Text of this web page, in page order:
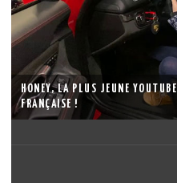
HONEY, LA PLUS JEUNE
FRANÇAISE !